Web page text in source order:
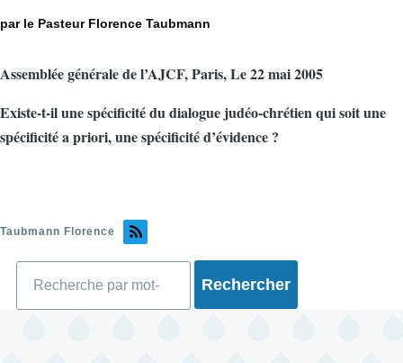
par le Pasteur Florence Taubmann
Assemblée générale de l’AJCF, Paris, Le 22 mai 2005
Existe-t-il une spécificité du dialogue judéo-chrétien qui soit une
spécificité a priori, une spécificité d’évidence ?
Taubmann Florence